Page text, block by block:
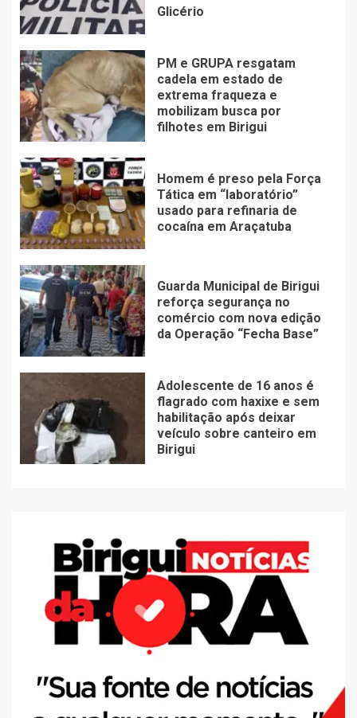
Glicério
PM e GRUPA resgatam
cadela em estado de
extrema fraqueza e
mobilizam busca por
filhotes em Birigui
Homem é preso pela Força
Tática em “laboratório”
usado para refinaria de
cocaína em Araçatuba
Guarda Municipal de Birigui
reforça segurança no
comércio com nova edição
da Operação “Fecha Base”
Adolescente de 16 anos é
flagrado com haxixe e sem
habilitação após deixar
veículo sobre canteiro em
Birigui